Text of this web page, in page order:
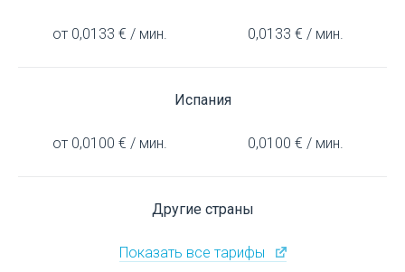
от 0,0133 € / мин. 0,0133 € / мин.
Испания
от 0,0100 € / мин. 0,0100 € / мин.
Другие страны
Показать все тарифы